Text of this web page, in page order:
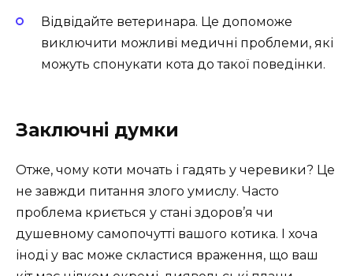
Відвідайте ветеринара. Це допоможе
виключити можливі медичні проблеми, які
можуть спонукати кота до такої поведінки.
Заключні думки
Отже, чому коти мочать і гадять у черевики? Це
не завжди питання злого умислу. Часто
проблема криється у стані здоров’я чи
душевному самопочутті вашого котика. І хоча
іноді у вас може скластися враження, що ваш